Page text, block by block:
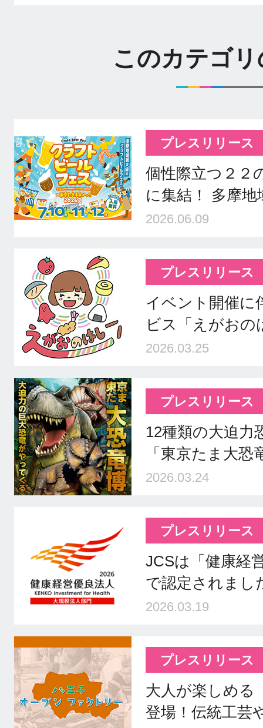
このカテゴ
プレスリリース
個性際立つ２２
に集結！ 多摩
2026.06.09
プレスリリース
イベント開催に
ビス「えがお
2026.03.25
プレスリリース
12種類の大迫力
「東京たま大恐
2026.03.24
プレスリリース
JCSは「健康経
で認定されまし
2026.03.19
プレスリリース
大人が楽しめる
登場！伝統工芸